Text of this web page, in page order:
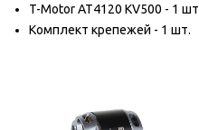
T-Motor AT4120 KV500 - 1 шт
Комплект крепежей - 1 шт.